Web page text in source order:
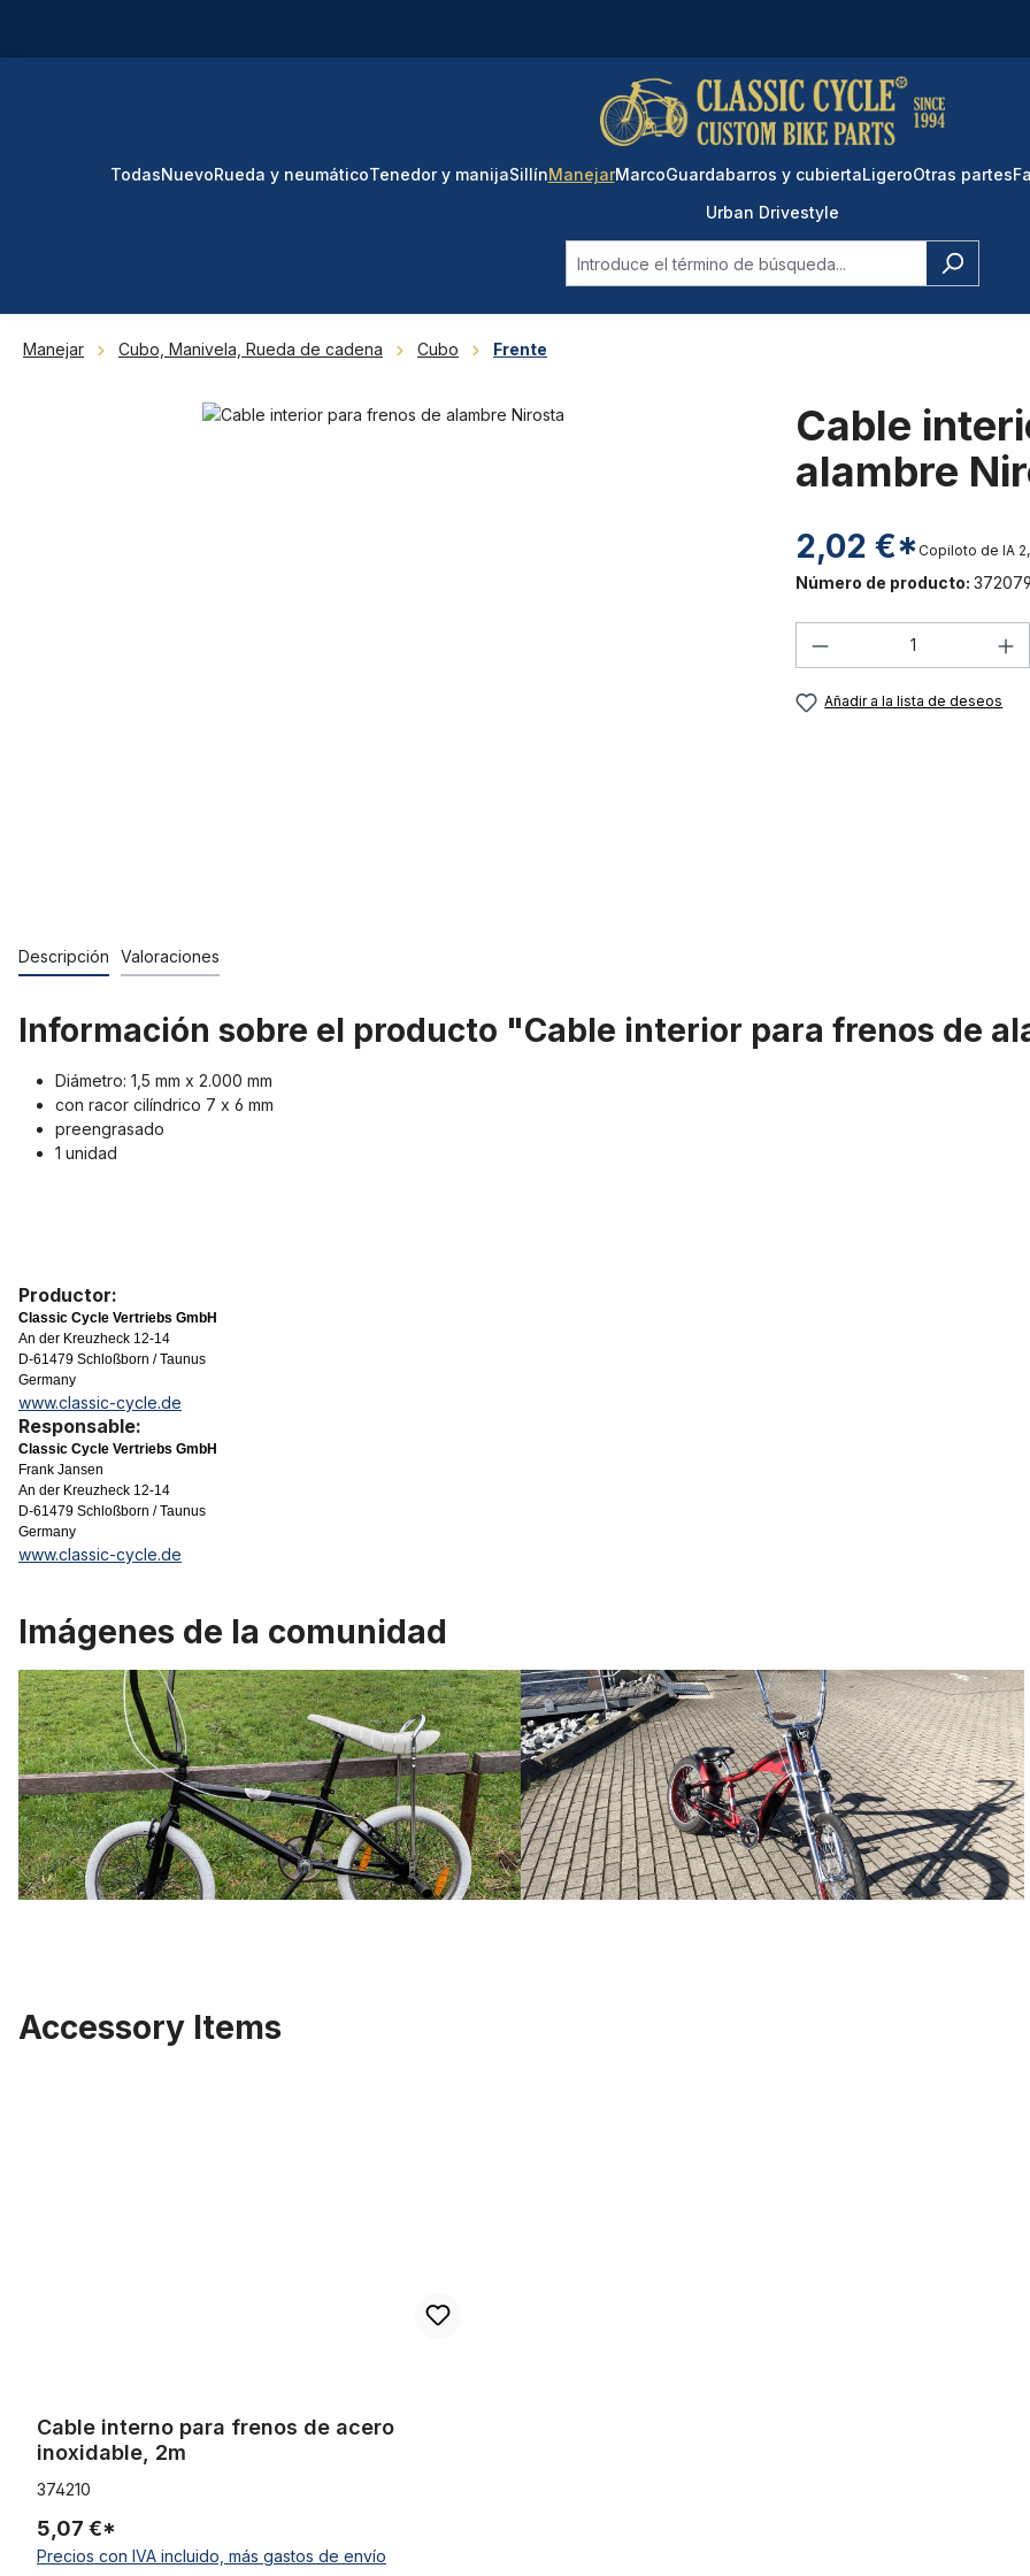
TodasNuevoRueda y neumáticoTenedor y manijaSillínManejarMarcoGuardabarros y cubiertaLigeroOtras partes
Urban Drivestyle
Manejar Cubo, Manivela, Rueda de cadena Cubo Frente
Omitir galería de imágenes
Cable
alambre
2,02 €* Copiloto de IA
Número de producto: 372079
Cantidad del
Añadir a la lista de deseos
Descripción Valoraciones
Información sobre el producto "Cable interior para frenos de
Diámetro: 1,5 mm x 2.000 mm
con racor cilíndrico 7 x 6 mm
preengrasado
1 unidad
Productor:
Classic Cycle Vertriebs GmbH
An der Kreuzheck 12-14
D-61479 Schloßborn / Taunus
Germany
www.classic-cycle.de
Responsable:
Classic Cycle Vertriebs GmbH
Frank Jansen
An der Kreuzheck 12-14
D-61479 Schloßborn / Taunus
Germany
www.classic-cycle.de
Imágenes de la comunidad
Accessory Items
Cable interno para frenos de acero
inoxidable, 2m
374210
5,07 €*
Precios con IVA incluido, más gastos de envío